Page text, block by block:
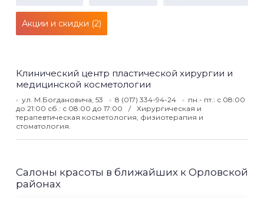
Акции и скидки (2)
Клинический центр пластической хирургии и
медицинской косметологии
ул. М.Богдановича, 53 8 (017) 334-94-24
пн.- пт.: с 08:00
до 21:00 сб.: с 08:00 до 17:00
Хирургическая и
терапевтическая косметология, физиотерапия и
стоматология.
Салоны красоты в ближайших к Орловской
районах